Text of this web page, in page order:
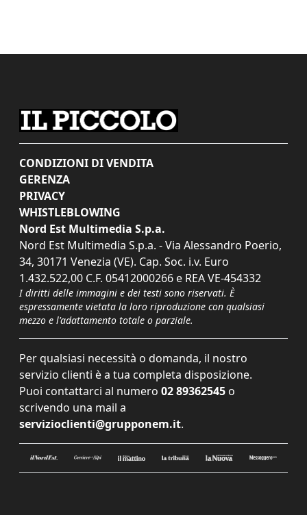
CONDIZIONI DI VENDITA
GERENZA
PRIVACY
WHISTLEBLOWING
Nord Est Multimedia S.p.a.
Nord Est Multimedia S.p.a. - Via Alessandro Poerio,
34, 30171 Venezia (VE). Cap. Soc. i.v. Euro
1.432.522,00 C.F. 05412000266 e REA VE-454332
I diritti delle immagini e dei testi sono riservati. È
espressamente vietata la loro riproduzione con qualsiasi
mezzo e l'adattamento totale o parziale.
Per qualsiasi necessità o domanda, il nostro
servizio clienti è a tua completa disposizione.
Puoi contattarci al numero 02 89362545 o
scrivendo una mail a
servizioclienti@grupponem.it.